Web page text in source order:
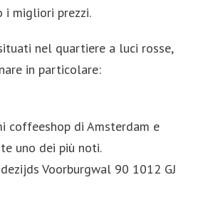
migliori prezzi.
nel quartiere a luci rosse,
in particolare:
coffeeshop di Amsterdam e
uno dei più noti.
Voorburgwal 90 1012 GJ